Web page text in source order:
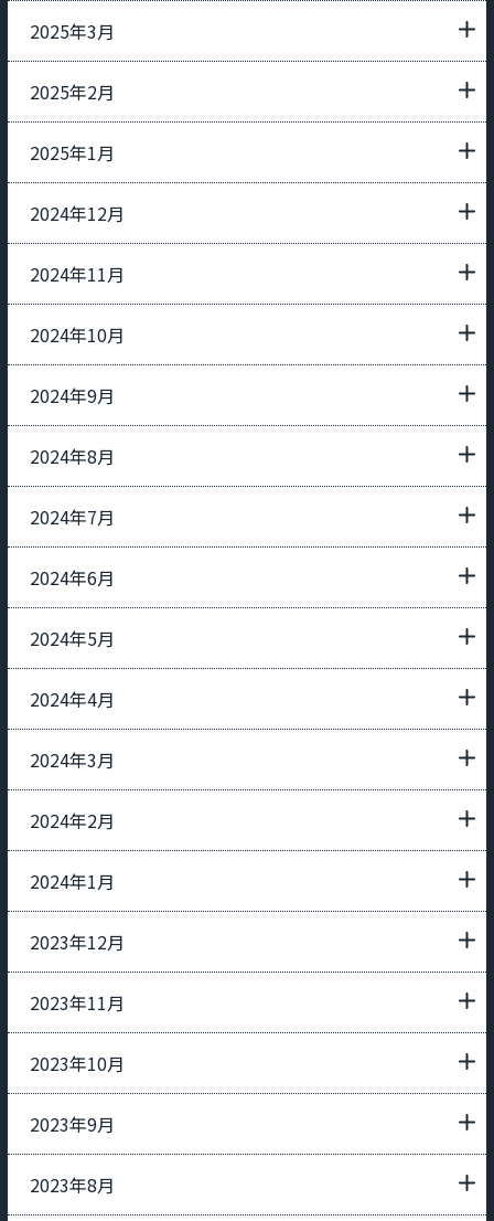
2025年3月
2025年2月
2025年1月
2024年12月
2024年11月
2024年10月
2024年9月
2024年8月
2024年7月
2024年6月
2024年5月
2024年4月
2024年3月
2024年2月
2024年1月
2023年12月
2023年11月
2023年10月
2023年9月
2023年8月